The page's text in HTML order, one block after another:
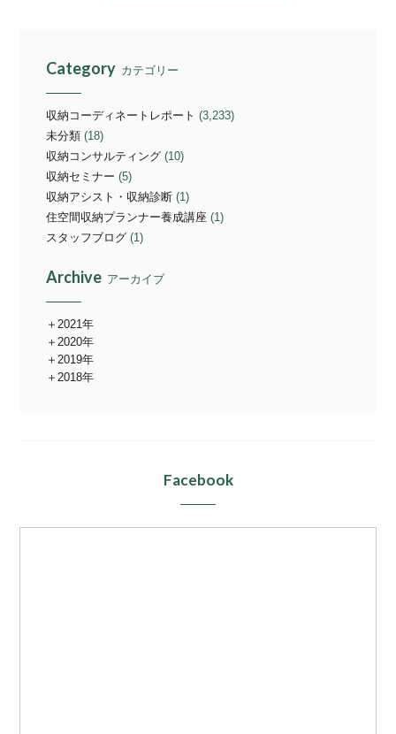
Category カテゴリー
収納コーディネートレポート (3,233)
未分類 (18)
収納コンサルティング (10)
収納セミナー (5)
収納アシスト・収納診断 (1)
住空間収納プランナー養成講座 (1)
スタッフブログ (1)
Archive アーカイブ
2021年
2020年
2019年
2018年
Facebook